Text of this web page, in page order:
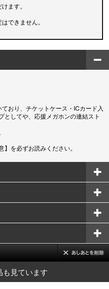
ます。
できません。
おり、チケットケース・ICカード入
としてや、応援メガホンの連結スト
を必ずお読みください。
も見ています